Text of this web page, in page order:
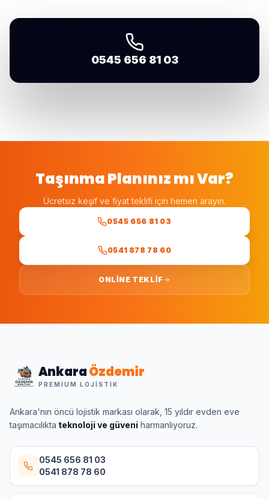
0545 656 81 03
Taşınma Planınız mı Var?
Ücretsiz keşif ve fiyat teklifi için hemen arayın.
0545 656 81 03
0541 878 78 60
ONLINE TEKLIF
AnkaraÖzdemir
PREMIUM LOJISTIK
Ankara'nın öncü lojistik markası olarak, 15 yıldır evden eve
taşımacılıkta teknoloji ve güveni harmanlıyoruz.
0545 656 81 03
0541 878 78 60